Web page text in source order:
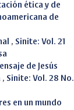
ética y de
de
, Sinite: Vol. 21
de Jesús
, Sinite: Vol. 28 No.
en un mundo